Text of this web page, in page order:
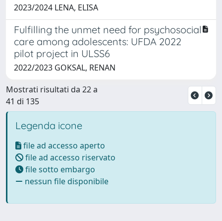
2023/2024 LENA, ELISA
Fulfilling the unmet need for psychosocial
care among adolescents: UFDA 2022
pilot project in ULSS6
2022/2023 GOKSAL, RENAN
Mostrati risultati da 22 a
41 di 135
Legenda icone
file ad accesso aperto
file ad accesso riservato
file sotto embargo
nessun file disponibile